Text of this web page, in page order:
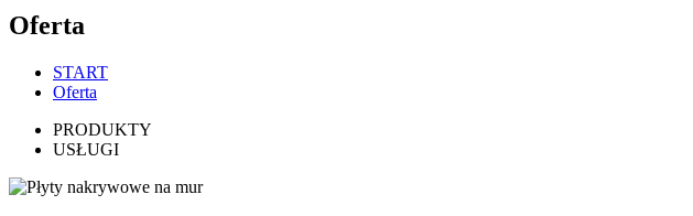
Oferta
START
Oferta
PRODUKTY
USŁUGI